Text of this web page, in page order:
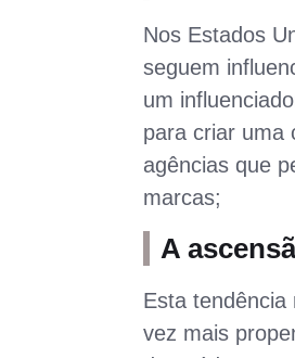
Nos Estados
seguem
um
para criar uma
agências que
marcas;
A
Esta
vez mais